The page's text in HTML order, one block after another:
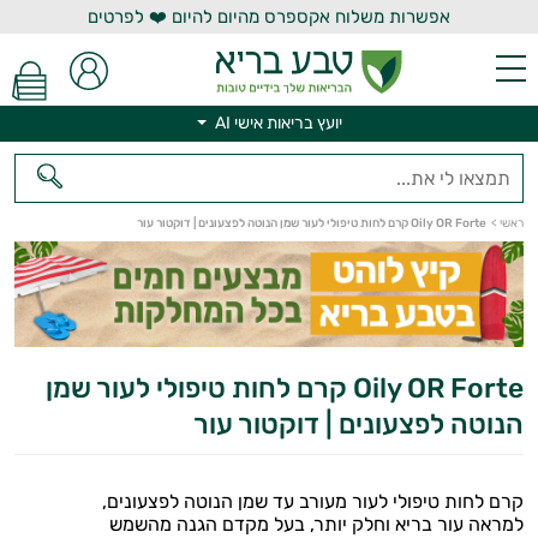
אפשרות משלוח אקספרס מהיום להיום ❤️ לפרטים
יועץ בריאות אישי AI
ראשי > Oily OR Forte קרם לחות טיפולי לעור שמן הנוטה לפצעונים | דוקטור עור
Oily OR Forte קרם לחות טיפולי לעור שמן
הנוטה לפצעונים | דוקטור עור
קרם לחות טיפולי לעור מעורב עד שמן הנוטה לפצעונים,
למראה עור בריא וחלק יותר, בעל מקדם הגנה מהשמש
יועץ בריאות אישי AI